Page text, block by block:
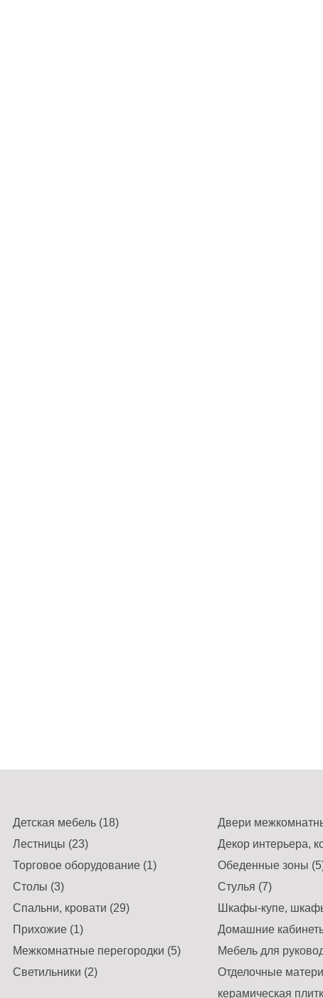
Детская мебель (18)
Двери
Лестницы (23)
Декор интерьера,
Торговое оборудование (1)
Обеденные зоны
Столы (3)
Стулья (7)
Спальни, кровати (29)
Шкафы-купе,
Прихожие (1)
Домашние
Межкомнатные перегородки (5)
Мебель для
Светильники (2)
Отделочные
керамическая